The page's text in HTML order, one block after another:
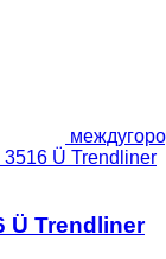
Ü Trendliner
Ü Trendliner